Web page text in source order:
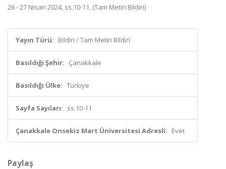
26 - 27 Nisan 2024, ss.10-11, (Tam Metin Bildiri)
Yayın Türü: Bildiri / Tam Metin Bildiri
Basıldığı Şehir: Çanakkale
Basıldığı Ülke: Türkiye
Sayfa Sayıları: ss.10-11
Çanakkale Onsekiz Mart Üniversitesi Adresli: Evet
Paylaş